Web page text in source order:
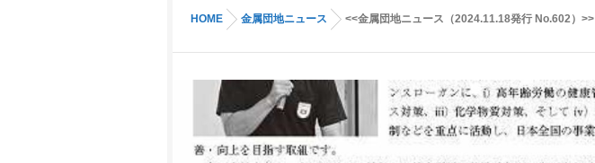
HOME 金属団地ニュース <<金属団地ニュース（2024.11.18発行 No.602）>>